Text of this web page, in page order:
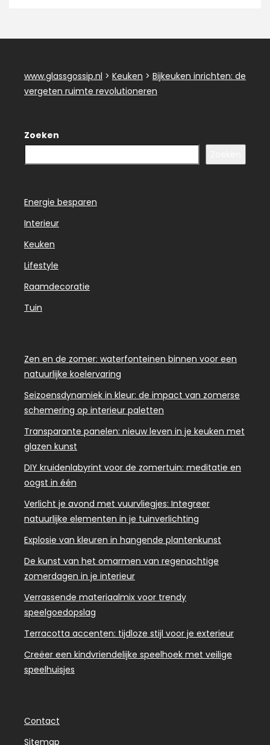
www.glassgossip.nl > Keuken > Bijkeuken inrichten: de
vergeten ruimte revolutioneren
Zoeken
Energie besparen
Interieur
Keuken
Lifestyle
Raamdecoratie
Tuin
Zen en de zomer: waterfonteinen binnen voor een
natuurlijke koelervaring
Seizoensdynamiek in kleur: de impact van zomerse
schemering op interieur paletten
Transparante panelen: nieuw leven in je keuken met
glazen kunst
DIY kruidenlabyrint voor de zomertuin: meditatie en
oogst in één
Verlicht je avond met vuurvliegjes: Integreer
natuurlijke elementen in je tuinverlichting
Explosie van kleuren in hangende plantenkunst
De kunst van het omarmen van regenachtige
zomerdagen in je interieur
Verrassende materiaalmix voor trendy
speelgoedopslag
Terracotta accenten: tijdloze stijl voor je exterieur
Creëer een kindvriendelijke speelhoek met veilige
speelhuisjes
Contact
Sitemap